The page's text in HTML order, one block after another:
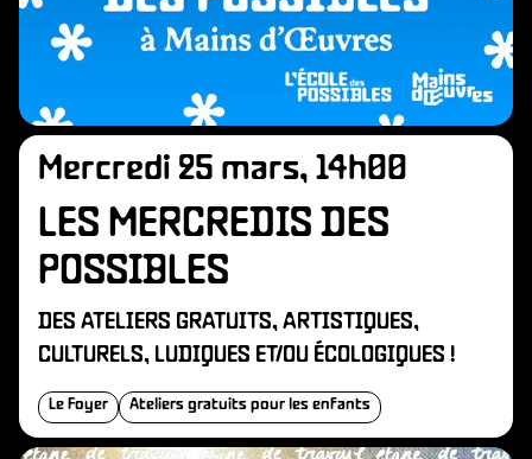
Mercredi 25 mars, 14h00
LES MERCREDIS DES
POSSIBLES
DES ATELIERS GRATUITS, ARTISTIQUES,
CULTURELS, LUDIQUES ET/OU ÉCOLOGIQUES !
Le Foyer Ateliers gratuits pour les enfants